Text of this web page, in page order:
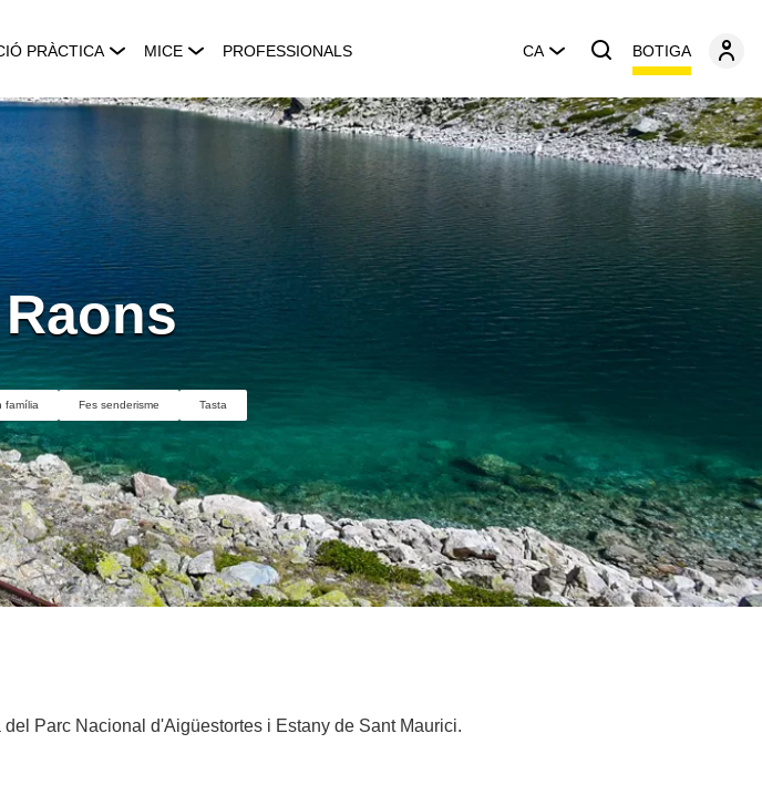
PRÀCTICA MICE PROFESSIONALS CA BOTIGA
família Fes senderisme Tasta
Parc Nacional d'Aigüestortes i Estany de Sant Maurici.